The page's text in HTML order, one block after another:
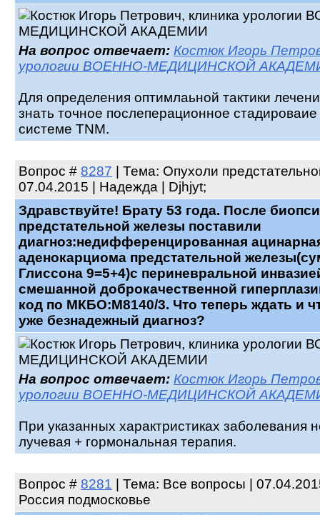
На вопрос отвечает: Костюк Игорь
урологии ВОЕННО-МЕДИЦИНСКОЙ
Для определения оптимлаьной тактики
знать точное послеперационное
системе TNM.
Вопрос # 8287 | Тема: Опухоли
07.04.2015 | Надежда | Djhjyt;
Здравствуйте! Брату 53 года. После
предстательной железы поставили
диагноз:недифференцированная
аденокарциома предстательной
Глиссона 9=5+4)с периневральной
смешанной доброкачественной
код по МКБО:М8140/3. Что теперь ждать и
уже безнадежный диагноз?
На вопрос отвечает: Костюк Игорь
урологии ВОЕННО-МЕДИЦИНСКОЙ
При указанных характристиках заболевания
лучевая + гормональная терапия.
Вопрос # 8281 | Тема: Все вопросы |
Россия подмосковье